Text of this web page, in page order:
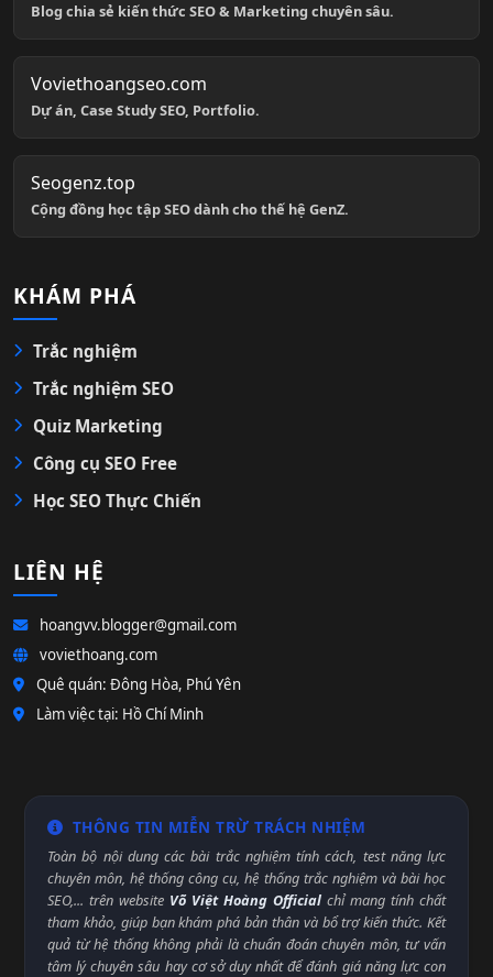
Blog chia sẻ kiến thức SEO & Marketing chuyên sâu.
Voviethoangseo.com
Dự án, Case Study SEO, Portfolio.
Seogenz.top
Cộng đồng học tập SEO dành cho thế hệ GenZ.
KHÁM PHÁ
Trắc nghiệm
Trắc nghiệm SEO
Quiz Marketing
Công cụ SEO Free
Học SEO Thực Chiến
LIÊN HỆ
hoangvv.blogger@gmail.com
voviethoang.com
Quê quán: Đông Hòa, Phú Yên
Làm việc tại: Hồ Chí Minh
THÔNG TIN MIỄN TRỪ TRÁCH NHIỆM
Toàn bộ nội dung các bài trắc nghiệm tính cách, test năng lực
chuyên môn, hệ thống công cụ, hệ thống trắc nghiệm và bài học
SEO,... trên website Võ Việt Hoàng Official chỉ mang tính chất
tham khảo, giúp bạn khám phá bản thân và bổ trợ kiến thức. Kết
quả từ hệ thống không phải là chuẩn đoán chuyên môn, tư vấn
tâm lý chuyên sâu hay cơ sở duy nhất để đánh giá năng lực con